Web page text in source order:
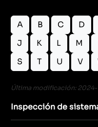
A B C D
J
K L M
S
T U V
Última modificación: 2024-
Inspección de